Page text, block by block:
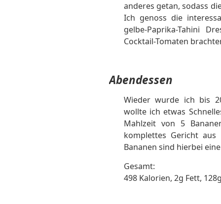
anderes getan, sodass
Ich genoss die
gelbe-Paprika-Tahini
Cocktail-Tomaten
Abendessen
Wieder wurde ich bis
wollte ich etwas
Mahlzeit von 5
komplettes Gericht
Bananen sind hierbei
Gesamt:
498 Kalorien, 2g Fett,